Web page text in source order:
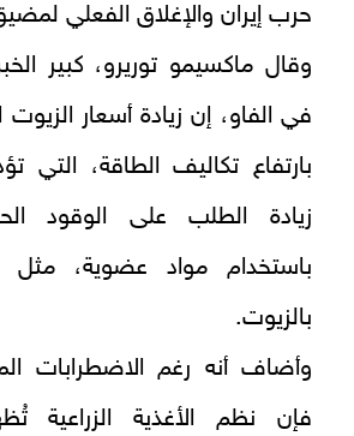
حرب إيران والإغلاق الفعلي
وقال ماكسيمو توريرو، كبير
في الفاو، إن زيادة أسعار الزيوت
بارتفاع تكاليف الطاقة، التي
زيادة الطلب على الوقود
باستخدام مواد عضوية، مثل
بالزيوت.
وأضاف أنه رغم الاضطرابات
فإن نظم الأغذية الزراعية